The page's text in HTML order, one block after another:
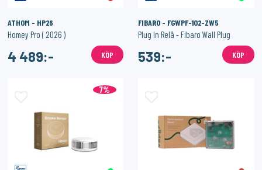
ATHOM - HP26
Homey Pro ( 2026 )
4 489:- KÖP
FIBARO - FGWPF-102-ZW5
Plug In Relä - Fibaro Wall Plug
539:- KÖP
7%